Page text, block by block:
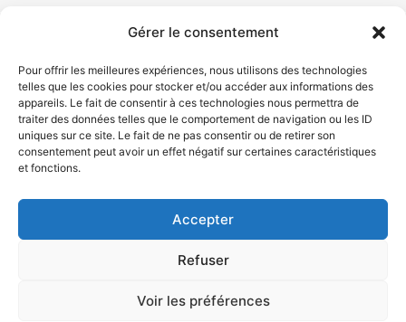
Gérer le consentement
Pour offrir les meilleures expériences, nous utilisons des technologies
telles que les cookies pour stocker et/ou accéder aux informations des
appareils. Le fait de consentir à ces technologies nous permettra de
traiter des données telles que le comportement de navigation ou les ID
uniques sur ce site. Le fait de ne pas consentir ou de retirer son
consentement peut avoir un effet négatif sur certaines caractéristiques
et fonctions.
Accepter
Refuser
Voir les préférences
© Gouvernement du Québec, 2026
Plan du site
Accessibilité
Accès à l'information
Déclaration de services